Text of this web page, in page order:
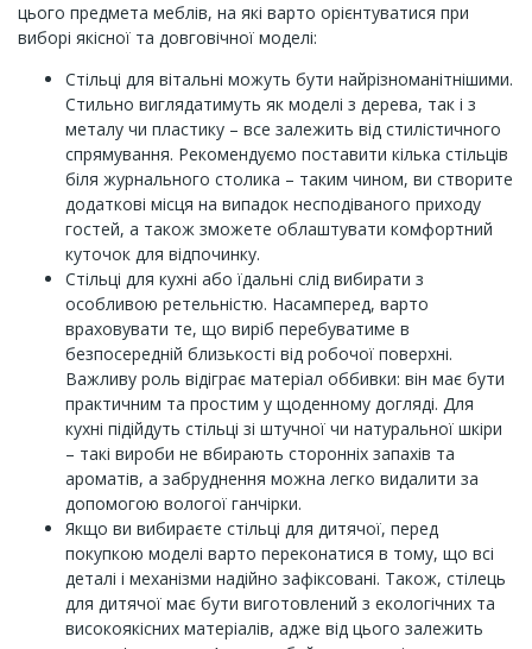
цього предмета меблів, на які варто орієнтуватися при
виборі якісної та довговічної моделі:
Стільці для вітальні можуть бути найрізноманітнішими.
Стильно виглядатимуть як моделі з дерева, так і з
металу чи пластику – все залежить від стилістичного
спрямування. Рекомендуємо поставити кілька стільців
біля журнального столика – таким чином, ви створите
додаткові місця на випадок несподіваного приходу
гостей, а також зможете облаштувати комфортний
куточок для відпочинку.
Стільці для кухні або їдальні слід вибирати з
особливою ретельністю. Насамперед, варто
враховувати те, що виріб перебуватиме в
безпосередній близькості від робочої поверхні.
Важливу роль відіграє матеріал оббивки: він має бути
практичним та простим у щоденному догляді. Для
кухні підійдуть стільці зі штучної чи натуральної шкіри
– такі вироби не вбирають сторонніх запахів та
ароматів, а забруднення можна легко видалити за
допомогою вологої ганчірки.
Якщо ви вибираєте стільці для дитячої, перед
покупкою моделі варто переконатися в тому, що всі
деталі і механізми надійно зафіксовані. Також, стілець
для дитячої має бути виготовлений з екологічних та
високоякісних матеріалів, адже від цього залежить